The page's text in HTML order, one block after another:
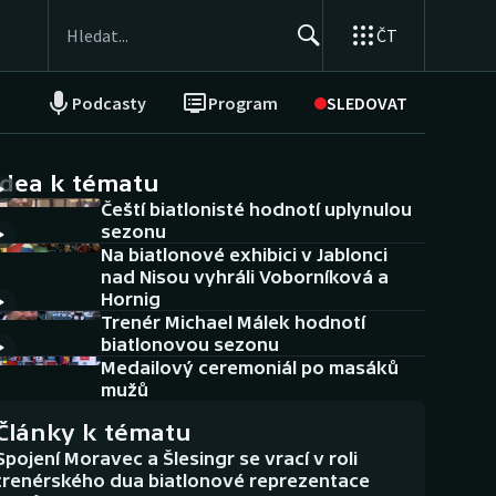
ČT
Podcasty Program SLEDOVAT
NEPŘEHLÉDNĚTE
Historické návraty
Aplikace ČT sport
AZ kvíz
k tématu
Čeští biatlonisté hodnotí uplynulou
sezonu
Na biatlonové exhibici v Jablonci
nad Nisou vyhráli Voborníková a
Hornig
Trenér Michael Málek hodnotí
biatlonovou sezonu
Medailový ceremoniál po masáků
mužů
k tématu
Moravec a Šlesingr se vrací v roli
dua biatlonové reprezentace